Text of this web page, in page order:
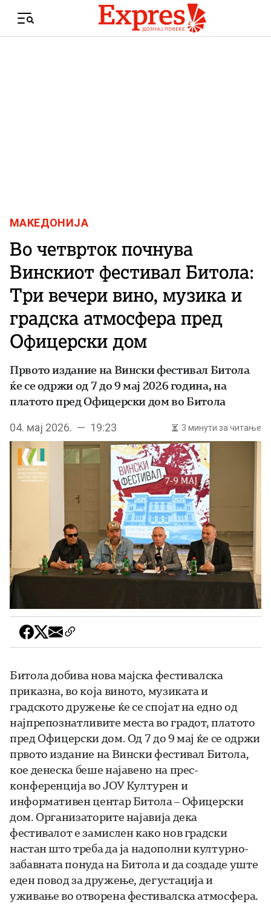
Menu
МАКЕДОНИЈА
Во четврток почнува
Винскиот фестивал Битола:
Три вечери вино, музика и
градска атмосфера пред
Офицерски дом
Првото издание на Вински фестивал Битола
ќе се одржи од 7 до 9 мај 2026 година, на
платото пред Офицерски дом во Битола
04. мај 2026. — 19:23 3 минути за читање
Битола добива нова мајска фестивалска
приказна, во која виното, музиката и
градското дружење ќе се спојат на едно од
најпрепознатливите места во градот, платото
пред Офицерски дом. Од 7 до 9 мај ќе се одржи
првото издание на Вински фестивал Битола,
кое денеска беше најавено на прес-
конференција во ЈОУ Културен и
информативен центар Битола – Офицерски
дом. Организаторите најавија дека
фестивалот е замислен како нов градски
настан што треба да ја надополни културно-
забавната понуда на Битола и да создаде уште
еден повод за дружење, дегустација и
уживање во отворена фестивалска атмосфера.